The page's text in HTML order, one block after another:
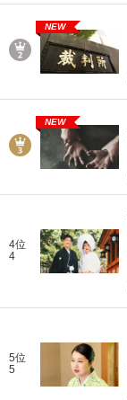
NEW
NEW
4位
4
5位
5